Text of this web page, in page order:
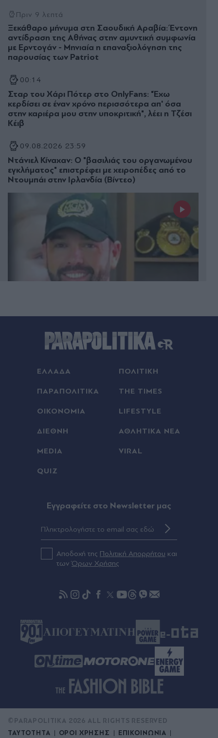
Πριν 9 λεπτά
Ξεκάθαρο µήνυµα στη Σαουδική Αραβία: Έντονη
αντίδραση της Αθήνας στην αµυντική συµφωνία
µε Ερντογάν - Μηνιαία η επαναξιολόγηση της
παρουσίας των Patriot
00:14
Σταρ του Χάρι Πότερ στο OnlyFans: "Έχω
κερδίσει σε έναν χρόνο περισσότερα απ' όσα
στην καριέρα μου στην υποκριτική", λέει η Τζέσι
Κέιβ
09.08.2026 23:59
Ντάνιελ Κίναχαν: Ο "βασιλιάς του οργανωμένου
εγκλήματος" επιστρέφει με χειροπέδες από το
Ντουμπάι στην Ιρλανδία (Βίντεο)
Συναγερμός για φωτιές τη Δευτέρα: Drones και
θερμικές κάμερες σαρώνουν την Αττική -
χώρα (Βίντεο)
09.08.2026 23:50
τον οποίο η Τράμπζονσπορ καλωσόρισε τον
στις κλειδαριές - "Είδαμε μια πρασινωπή κηλίδα"
09.08.2026 23:37
η φωτιά σε χαμηλή βλάστηση
09.08.2026 23:37
Ιράν: Ο Πεζεσκιάν διόρισε νέο επικεφαλής του
πρώην αρχηγό των Φρουρών της Επανάστασης,
Μοχσέν Ρεζαΐ
09.08.2026 23:30
Σκιάθος: Τουρίστες και βαλίτσες παρασύρονται
από τις τουρμπίνες αεροπλάνου (Βίντεο)
ΕΛΛΑΔΑ ΠΟΛΙΤΙΚΗ
ΠΑΡΑΠΟΛΙΤΙΚΑ THE TIMES
ΟΙΚΟΝΟΜΙΑ LIFESTYLE
ΔΙΕΘΝΗ ΑΘΛΗΤΙΚΑ ΝΕΑ
MEDIA VIRAL
QUIZ
Eγγραφείτε στο Newsletter μας
Αποδοχή της Πολιτική Απορρήτου και
τωνΌρων Χρήσης
ΤΑΥΤΟΤΗΤΑ ΟΡΟΙ ΧΡΗΣΗΣ ΕΠΙΚΟΙΝΩΝΙΑ
©PARAPOLITIKA 2026 ALL RIGHTS RESERVED